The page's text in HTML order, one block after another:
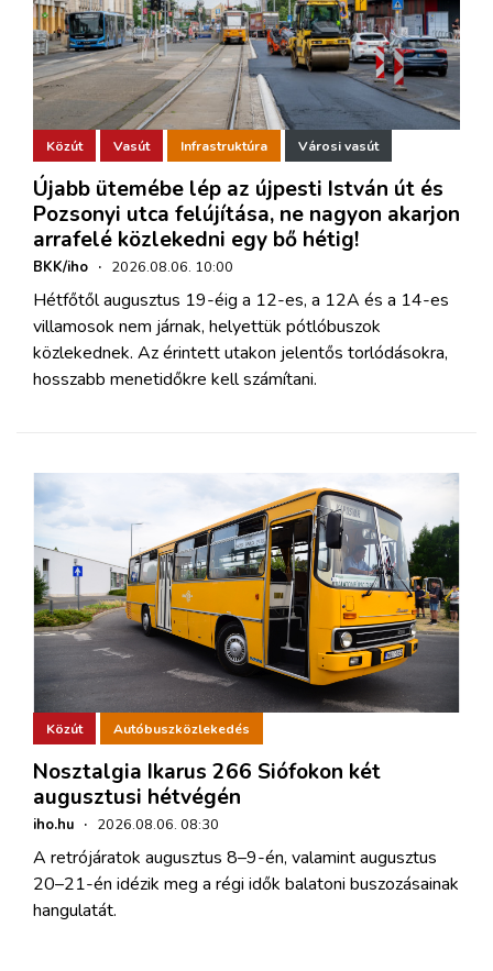
Közút Vasút Infrastruktúra Városi vasút
Újabb ütemébe lép az újpesti István út és
Pozsonyi utca felújítása, ne nagyon akarjon
arrafelé közlekedni egy bő hétig!
BKK/iho · 2026.08.06. 10:00
Hétfőtől augusztus 19-éig a 12-es, a 12A és a 14-es
villamosok nem járnak, helyettük pótlóbuszok
közlekednek. Az érintett utakon jelentős torlódásokra,
hosszabb menetidőkre kell számítani.
Közút Autóbuszközlekedés
Nosztalgia Ikarus 266 Siófokon két
augusztusi hétvégén
iho.hu · 2026.08.06. 08:30
A retrójáratok augusztus 8–9-én, valamint augusztus
20–21-én idézik meg a régi idők balatoni buszozásainak
hangulatát.